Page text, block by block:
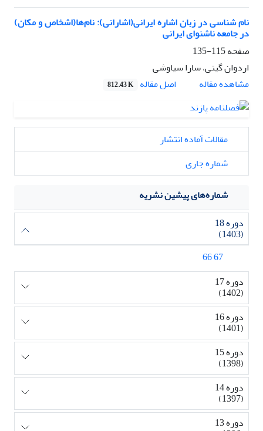
نام ­شناسی در زبان اشاره ایرانی(اشارانی): نام‌ها(اشخاص و مکان)
در جامعه ناشنوای ایرانی
صفحه115-135
اردوان گیتی، سارا سیاوشی
مشاهده مقاله
اصل مقاله 812.43 K
مقالات آماده انتشار
شماره جاری
شماره‌های پیشین نشریه
دوره 18
(1403)
67 66
دوره 17
(1402)
دوره 16
(1401)
دوره 15
(1398)
دوره 14
(1397)
دوره 13